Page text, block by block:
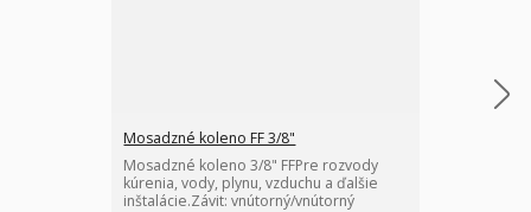
Mosadzné koleno FF 3/8"
Mosadzné koleno 3/8" FFPre rozvody
kúrenia, vody, plynu, vzduchu a ďalšie
inštalácie.Závit: vnútorný/vnútorný